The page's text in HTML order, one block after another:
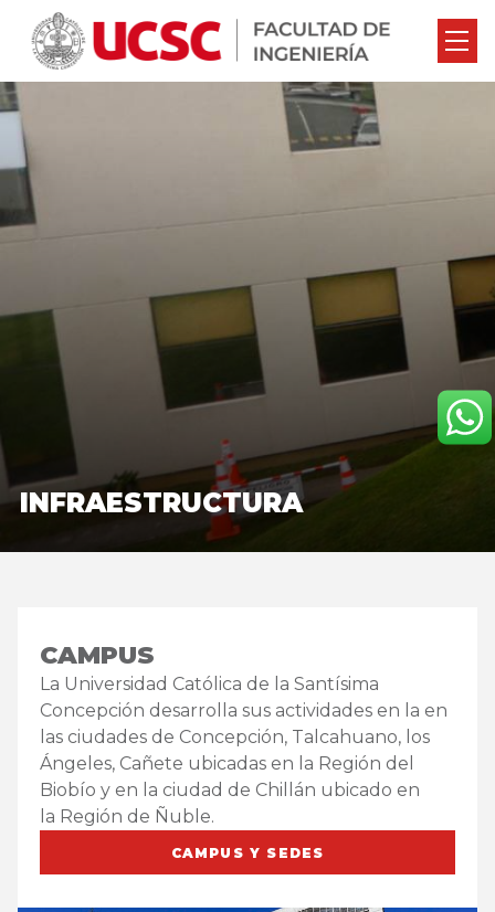
INFRAESTRUCTURA
CAMPUS
La Universidad Católica de la Santísima
Concepción desarrolla sus actividades en la en
las ciudades de Concepción, Talcahuano, los
Ángeles, Cañete ubicadas en la Región del
Biobío y en la ciudad de Chillán ubicado en
la Región de Ñuble.
CAMPUS Y SEDES